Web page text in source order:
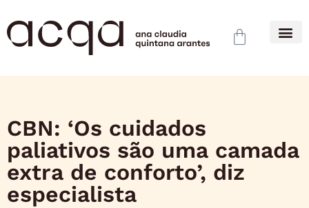
CBN: ‘Os cuidados
paliativos são uma camada
extra de conforto’, diz
especialista